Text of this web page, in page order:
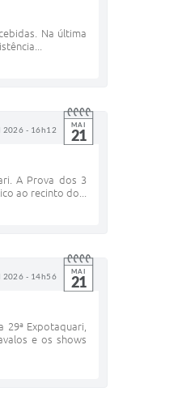
Na última
2026 - 16h12 MAI
21
A Prova dos 3
ao recinto do...
2026 - 14h56 MAI
21
Expotaquari,
e os shows